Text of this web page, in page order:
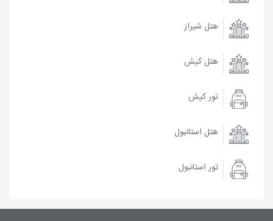
هتل شیراز
هتل کیش
تور کیش
هتل استانبول
تور استانبول